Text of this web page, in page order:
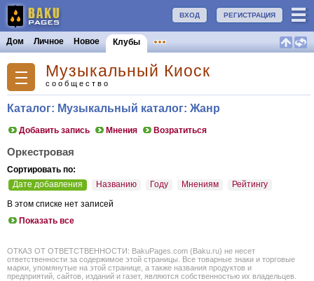
РЕГИСТРАЦИЯ
ВХОД
Дом Личное Новое Клубы
Музыкальный Киоск
сообщество
Каталог: Музыкальный каталог: Жанр
Добавить запись Мнения Возратиться
Оркестровая
Сортировать по:
Дате добавления
Названию Году Мнениям
Рейтингу
В этом списке нет записей
Показать все
ОТКАЗ ОТ ОТВЕТСТВЕННОСТИ: BakuPages.com (Baku.ru) не несет
ответственности за содержимое этой страницы. Все товарные знаки и торговые
марки, упомянутые на этой странице, а также названия продуктов и
предприятий, сайтов, изданий и газет, являются собственностью их владельцев.